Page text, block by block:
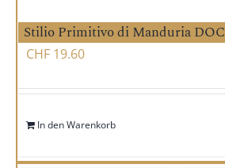
Stilio Primitivo di Manduria DOC
CHF 19.60
In den Warenkorb